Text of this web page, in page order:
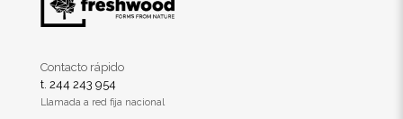
Contacto rápido
t. 244 243 954
Llamada a red fija nacional